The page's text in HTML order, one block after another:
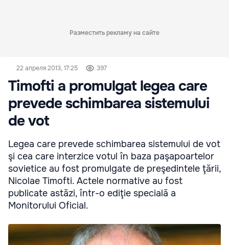
Разместить рекламу на сайте
22 апреля 2013, 17:25 397
Timofti a promulgat legea care
prevede schimbarea sistemului
de vot
Legea care prevede schimbarea sistemului de vot
şi cea care interzice votul în baza paşapoartelor
sovietice au fost promulgate de preşedintele ţării,
Nicolae Timofti. Actele normative au fost
publicate astăzi, într-o ediţie specială a
Monitorului Oficial.